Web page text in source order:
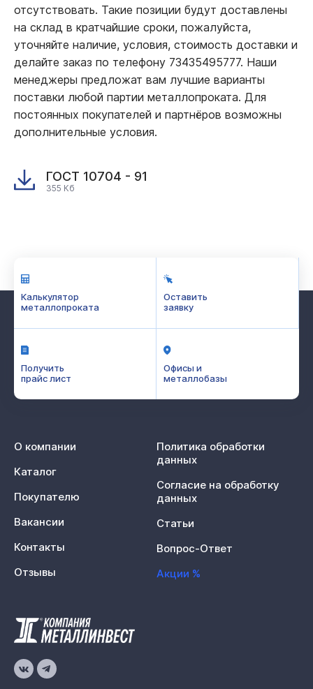
отсутствовать. Такие позиции будут доставлены
на склад в кратчайшие сроки, пожалуйста,
уточняйте наличие, условия, стоимость доставки и
делайте заказ по телефону 73435495777. Наши
менеджеры предложат вам лучшие варианты
поставки любой партии металлопроката. Для
постоянных покупателей и партнёров возможны
дополнительные условия.
ГОСТ 10704 - 91
355 Кб
Калькулятор
металлопроката
Оставить
заявку
Получить
прайс лист
Офисы и
металлобазы
О компании
Каталог
Покупателю
Вакансии
Контакты
Отзывы
Политика обработки
данных
Согласие на обработку
данных
Статьи
Вопрос-Ответ
Акции %